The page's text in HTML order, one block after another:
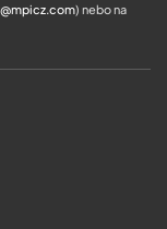
) nebo na